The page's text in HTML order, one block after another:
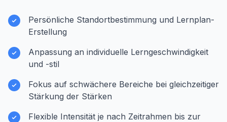
Persönliche Standortbestimmung und Lernplan-
Erstellung
Anpassung an individuelle Lerngeschwindigkeit
und -stil
Fokus auf schwächere Bereiche bei gleichzeitiger
Stärkung der Stärken
Flexible Intensität je nach Zeitrahmen bis zur